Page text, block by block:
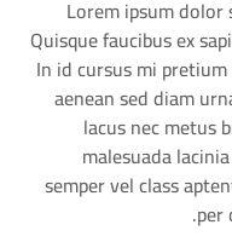
Lorem ipsum
Quisque faucibus ex
In id cursus mi
aenean sed diam
lacus nec metus
malesuada
semper vel class
per